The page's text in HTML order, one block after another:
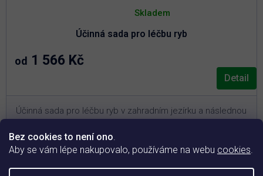
Bez cookies to není ono
Aby se vám lépe nakupovalo, používáme na webu cookies
Účinná sada pro léčbu ryb
hodnocení
5,0
Skladem
od 1 566 Kč
Detail
Účinná sada pro léčbu ryb v zahradním jezírku a následnou
podporu jejich kondice.
Pro jezírka o objemu 10 – 30 m
níže)
Akutní řešení při plísních, parazitech a bakteriálních